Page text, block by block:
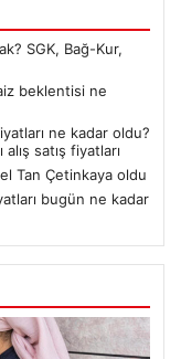
SGK, Bağ-Kur,
beklentisi ne
ne kadar oldu?
satış fiyatları
Tan Çetinkaya oldu
bugün ne kadar